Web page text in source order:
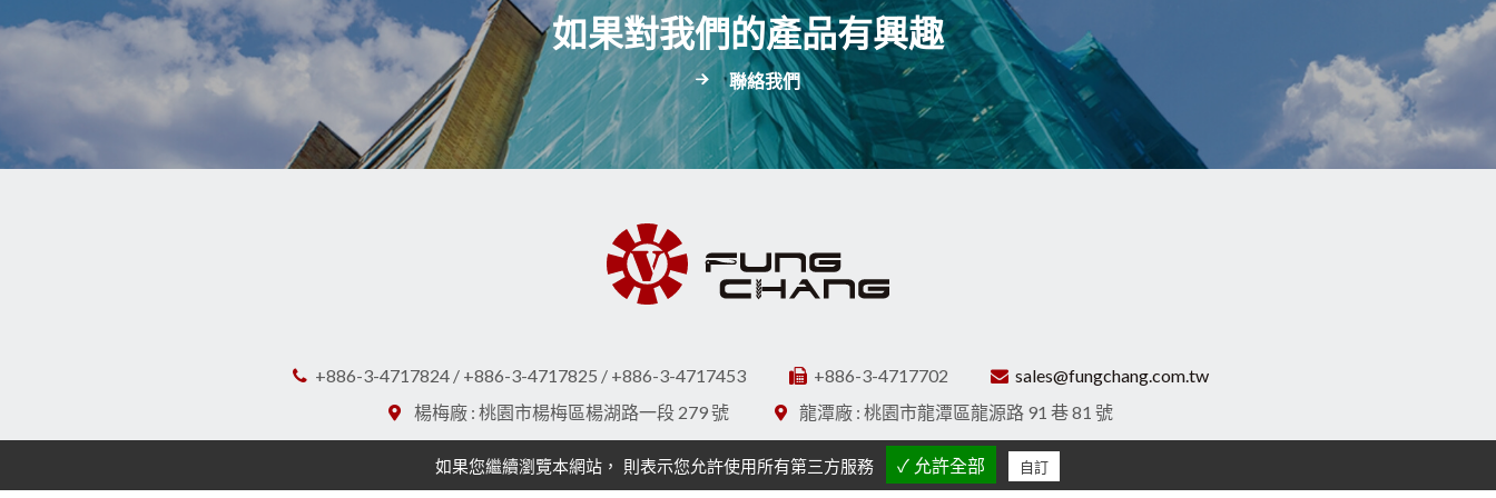
如果對我們的產品有興趣
聯絡我們
+886-3-4717824 / +886-3-4717825 / +886-3-4717453 +886-3-4717702
sales@fungchang.com.tw
楊梅廠 : 桃園市楊梅區楊湖路一段 279 號
龍潭廠 : 桃園市龍潭區龍源路 91 巷 81 號
|
如果您繼續瀏覽本網站， 則表示您允許使用所有第三方服務 ✓ 允許全部 自訂